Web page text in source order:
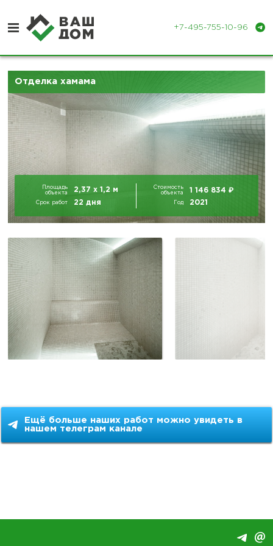
+7-495-755-10-96
Отделка деревянных домов
Отделка бань и парных
Портфолио
Контакты
Отделка хамама
Площадь
объекта
2,37 х 1,2 м
Стоимость
объекта
1 146 834₽
Срок работ 22 дня Год 2021
Ещё больше наших работ можно увидеть в
нашем телеграм канале
